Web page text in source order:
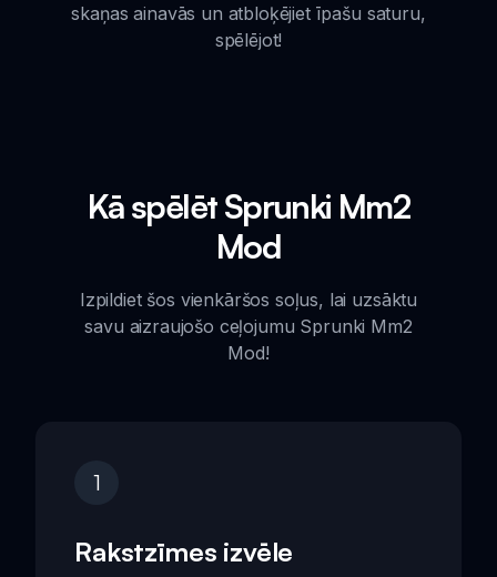
skaņas ainavās un atbloķējiet īpašu saturu,
spēlējot!
Kā spēlēt Sprunki Mm2
Mod
Izpildiet šos vienkāršos soļus, lai uzsāktu
savu aizraujošo ceļojumu Sprunki Mm2
Mod!
1
Rakstzīmes izvēle